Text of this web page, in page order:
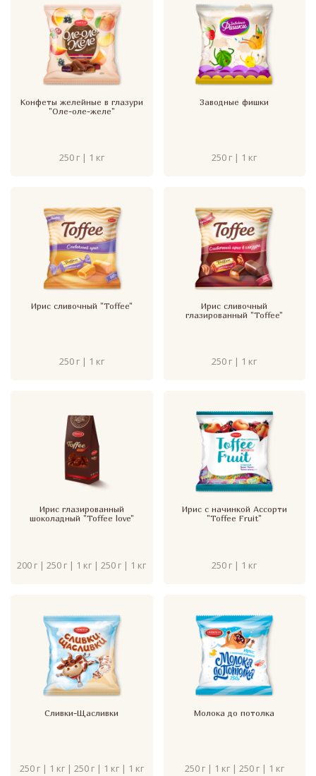
Конфеты желейные в глазури
"Оле-оле-желе"
250 г | 1 кг
Заводные фишки
250 г | 1 кг
Ирис сливочный "Toffee"
250 г | 1 кг
Ирис сливочный
глазированный "Toffee"
250 г | 1 кг
Ирис глазированный
шоколадный "Toffee love"
200 г | 250 г | 1 кг | 250 г | 1 кг
Ирис с начинкой Ассорти
"Toffee Fruit"
250 г | 1 кг
Сливки-Щасливки
250 г | 1 кг | 250 г | 1 кг | 1 кг
Молока до потолка
250 г | 1 кг | 250 г | 1 кг